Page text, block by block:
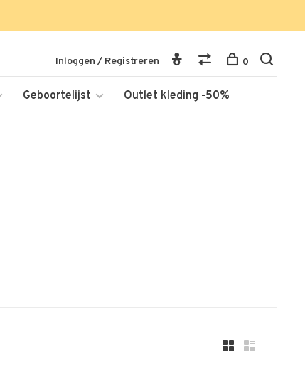
Geboortelijst
Outlet kleding -50%
Inloggen / Registreren 0